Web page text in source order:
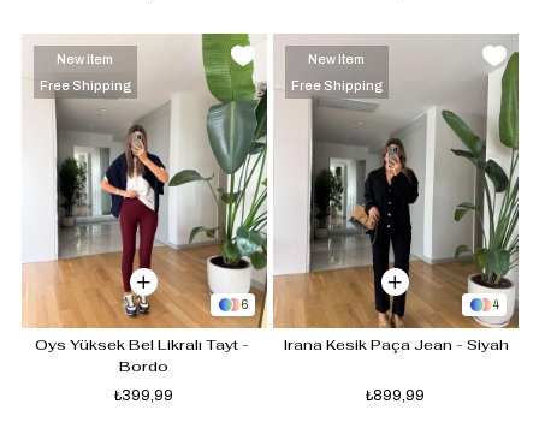
6
Oys Yüksek Bel Likralı Tayt -
Bordo
₺399,99
New Item
Free Shipping
4
Irana Kesik Paça Jean - Siyah
₺899,99
New Item
Free Shipping